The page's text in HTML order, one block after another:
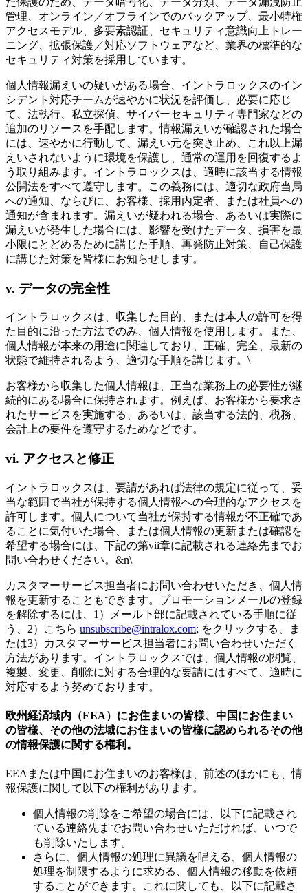
管理、オンライン／オフラインでのバックアップ、最小特権
アクセスモデル、多要素認証、セキュリティ意識向上トレー
ニング、拡張保護／対応ソフトウェアなど、業界の標準的な
セキュリティ対策を採用しています。
個人情報漏えいの疑いがある場合、イントラロックスのイン
シデント対応チームが速やかに状況を評価し、必要に応じ
て、法執行、私立探偵、サイバーセキュリティ専門家などの
追加のリソースを手配します。情報漏えいが確認された場合
には、速やかに行動して、漏えい元を突き止め、これ以上漏
えいされないように環境を保護し、通常の運用を回復するよ
う取り組みます。イントラロックスは、適時に該当する情報
公開法をすべて遵守します。この義務には、適切な政府当局
への通知、ならびに、お客様、採用内定者、または社員への
通知が含まれます。漏えいが疑われる場合、あるいは実際に
漏えいが発生した場合には、影響を受けたデータ、損害を最
小限にとどめるために講じた手順、再発防止対策、自己保護
に講じた対策を皆様にお知らせします。
v. データの完全性
イントラロックスは、収集した目的、または本人の許可を得
た目的に沿った方法でのみ、個人情報を使用します。また、
個人情報が本来の用途に関連しており、正確、完全、最新の
状態で維持されるよう、適切な手順を講じます。\
お客様から収集した個人情報は、正当な業務上の必要性が継
続的にある場合に保持されます。例えば、お客様から要求さ
れたサービスを実施する、あるいは、該当する法的、税務、
会計上の要件を遵守するためなどです。
vi. アクセスと修正
イントラロックスは、要請があれば法律の規定に従って、妥
当な範囲で当社が保持する個人情報への合理的なアクセスを
許可します。個人について当社が保持する情報が不正確であ
ることに気付いた場合、または個人情報の更新または確認を
希望する場合には、下記の第vii章に記載される連絡先までお
問い合わせください。&n\
カスタマーサービス担当者にお問い合わせいただき、個人情
報を更新することもできます。プロモーションメールの登録
を解除するには、1）メール下部に記載されている手順に従
う、2）こちら unsubscribe@intralox.com; をクリックする、ま
たは3）カスタマーサービス担当者にお問い合わせいただく
方法があります。イントラロックスでは、個人情報の閲覧、
複製、変更、削除に対する合理的な要請にはすべて、適時に
対応するよう努めております。
欧州経済域内（EEA）にお住まいの皆様、中国にお住まい
の皆様、その他の法域にお住まいの皆様に認められるその他
の情報保護に関する権利。
EEAまたは中国にお住まいのお客様は、前述のほかにも、情
報保護に関して以下の権利があります。
個人情報の削除をご希望の場合には、以下に記載され
ている連絡先までお問い合わせいただければ、いつで
も削除いたします。
さらに、個人情報の処理に異議を唱える、個人情報の
処理を制限するように求める、個人情報の移動を依頼
することができます。これに関しても、以下に記載さ